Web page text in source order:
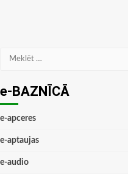
Meklēt:
e-BAZNĪCĀ
e-apceres
e-aptaujas
e-audio